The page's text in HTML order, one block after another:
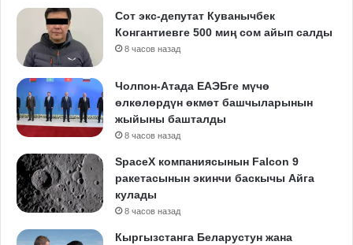
Сот экс-депутат Куванычбек
Конгантиевге 500 миң сом айып салды
8 часов назад
Чолпон-Атада ЕАЭБге мүчө
өлкөлөрдүн өкмөт башчыларынын
жыйыны башталды
8 часов назад
SpaceX компаниясынын Falcon 9
ракетасынын экинчи баскычы Айга
кулады
8 часов назад
Кыргызстанга Беларустун жана